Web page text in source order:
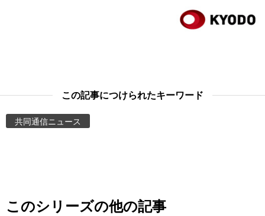
お知らせ
この記事につけられたキーワード
共同通信ニュース
このシリーズの他の記事